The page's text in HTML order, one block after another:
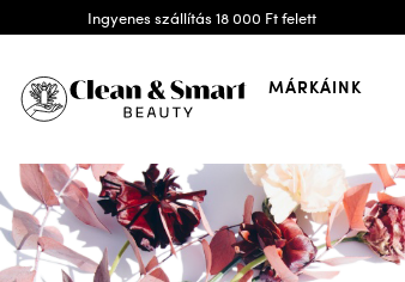
Ingyenes szállítás 18 000 Ft felett
MÁRKÁINK